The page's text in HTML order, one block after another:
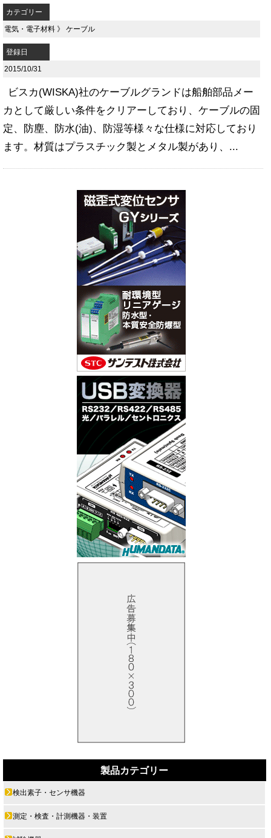
カテゴリー
電気・電子材料 》 ケーブル
登録日
2015/10/31
ビスカ(WISKA)社のケーブルグランドは船舶部品メー
カとして厳しい条件をクリアーしており、ケーブルの固
定、防塵、防水(油)、防湿等様々な仕様に対応しており
ます。材質はプラスチック製とメタル製があり、...
製品カテゴリー
検出素子・センサ機器
測定・検査・計測機器・装置